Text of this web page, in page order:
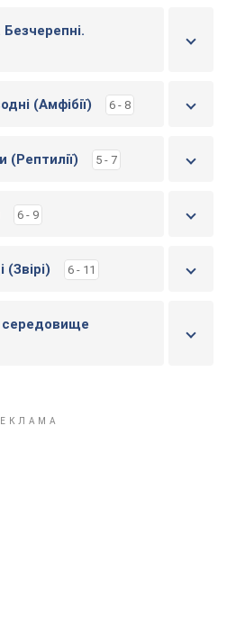
(Амфібії) 6 - 8
(Рептилії) 5 - 7
6 - 9
6 - 11
середовище